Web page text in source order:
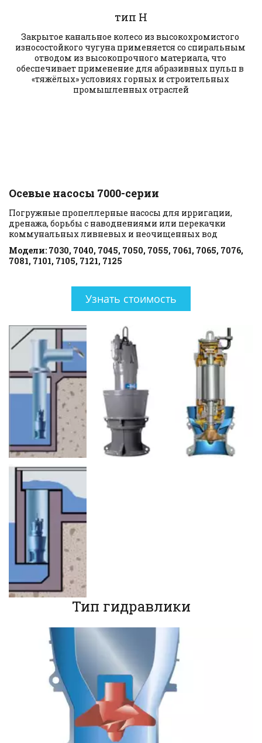
тип Н
Закрытое канальное колесо из высокохромистого
износостойкого чугуна применяется со спиральным
отводом из высокопрочного материала, что
обеспечивает применение для абразивных пульп в
«тяжёлых» условиях горных и строительных
промышленных отраслей
Осевые насосы 7000-серии
Погружные пропеллерные насосы для ирригации,
дренажа, борьбы с наводнениями или перекачки
коммунальных ливневых и неочищенных вод
Модели: 7030, 7040, 7045, 7050, 7055, 7061, 7065, 7076,
7081, 7101, 7105, 7121, 7125
Узнать стоимость
Тип гидравлики